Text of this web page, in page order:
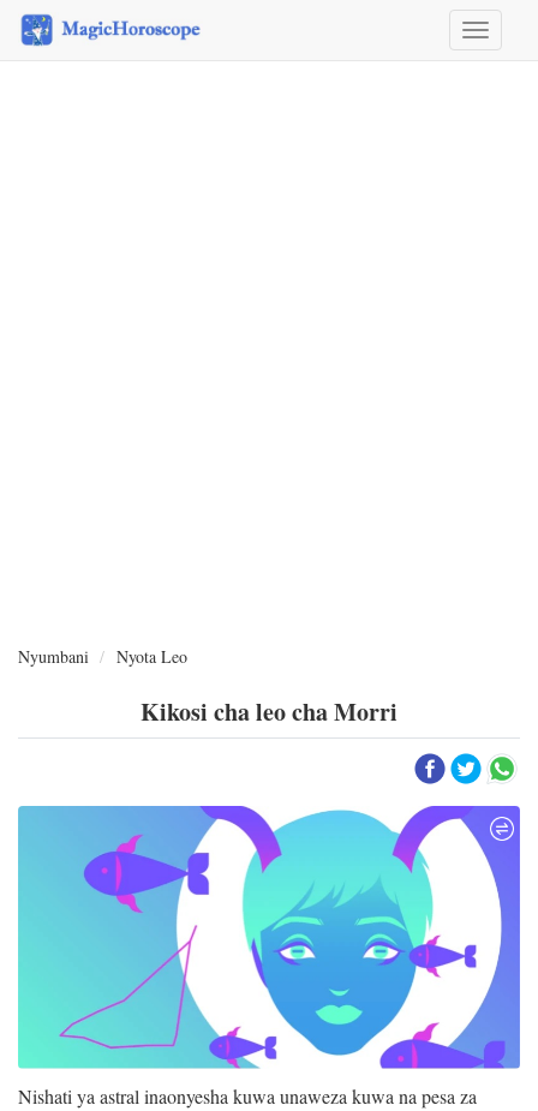
&
Nyumbani Nyota Leo
Kikosi cha leo cha Morri
Nishati ya astral inaonyesha kuwa unaweza kuwa na pesa za